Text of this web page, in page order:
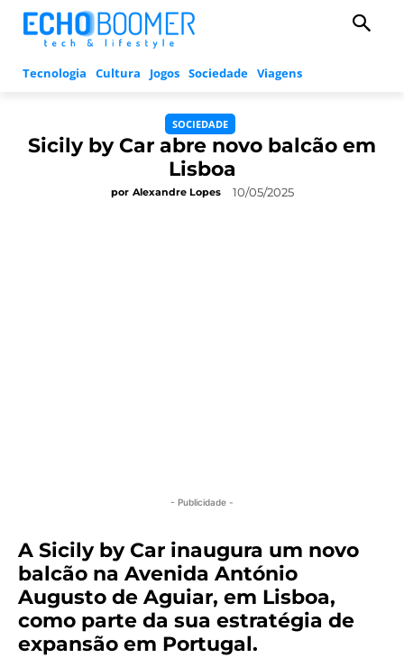
Tecnologia Cultura Jogos Sociedade Viagens
SOCIEDADE
Sicily by Car abre novo balcão em
Lisboa
por Alexandre Lopes 10/05/2025
- Publicidade -
A Sicily by Car inaugura um novo
balcão na Avenida António
Augusto de Aguiar, em Lisboa,
como parte da sua estratégia de
expansão em Portugal.